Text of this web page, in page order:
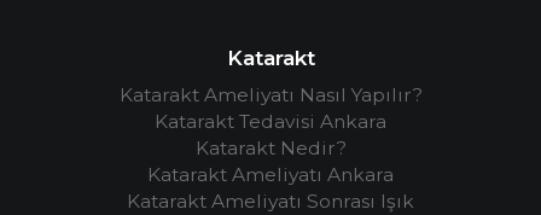
Katarakt
Katarakt Ameliyatı Nasıl Yapılır?
Katarakt Tedavisi Ankara
Katarakt Nedir?
Katarakt Ameliyatı Ankara
Katarakt Ameliyatı Sonrası Işık